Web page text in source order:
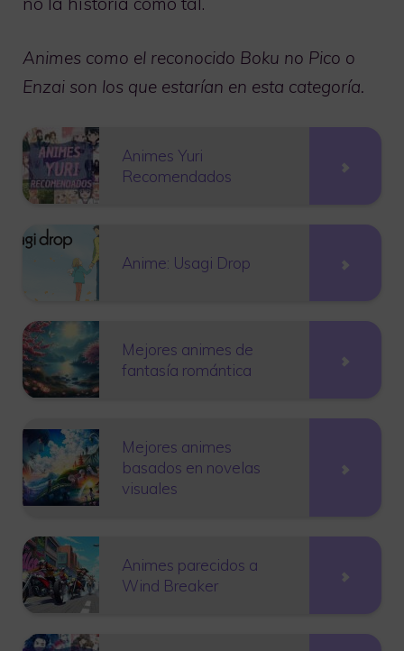
Animes como el reconocido Boku no Pico o
Enzai son los que estarían en esta categoría.
Animes Yuri
Recomendados
Anime: Usagi Drop
Mejores animes de
fantasía romántica
Mejores animes
basados en novelas
visuales
Animes parecidos a
Wind Breaker